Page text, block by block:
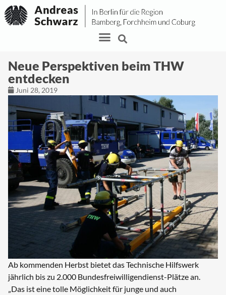
Neue Perspektiven beim THW
entdecken
Juni 28, 2019
Ab kommenden Herbst bietet das Technische Hilfswerk
jährlich bis zu 2.000 Bundesfreiwilligendienst-Plätze an.
„Das ist eine tolle Möglichkeit für junge und auch